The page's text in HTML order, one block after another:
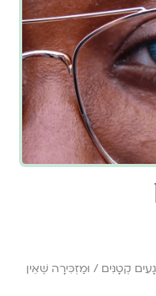
קְטָנִּים / וּמַזְכִּירָה שֶׁאֵין